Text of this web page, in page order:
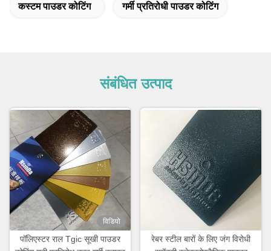
कस्टम पाउडर कोटिंग गर्मी प्रतिरोधी पाउडर कोटिंग
संबंधित उत्पाद
विडियो
पॉलिएस्टर राल Tgic सूखी पाउडर
रेबर स्टील बारों के लिए जंग विरोधी